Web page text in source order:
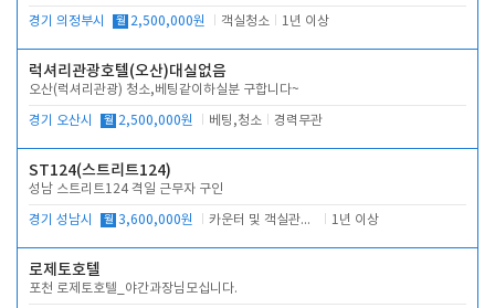
경기 의정부시 월 2,500,000원 객실청소 1년 이상
럭셔리관광호텔(오산)대실없음
오산(럭셔리관광) 청소,베팅같이하실분 구합니다~
경기 오산시 월 2,500,000원 베팅,청소 경력무관
ST124(스트리트124)
성남 스트리트124 격일 근무자 구인
경기 성남시 월 3,600,000원 카운터 및 객실관리 전반 1년 이상
로제토호텔
포천 로제토호텔_야간과장님모십니다.